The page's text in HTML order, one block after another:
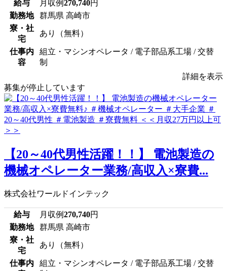
給与 月収例270,740円
勤務地
群馬県 高崎市
寮・社
宅
あり（無料）
仕事内
容
組立・マシンオペレータ / 電子部品系工場 / 交替
制
詳細を表示
募集が停止しています
【20～40代男性活躍！！】 電池製造の
機械オペレーター業務/高収入×寮費...
株式会社ワールドインテック
給与 月収例270,740円
勤務地
群馬県 高崎市
寮・社
宅
あり（無料）
仕事内
組立・マシンオペレータ / 電子部品系工場 / 交替